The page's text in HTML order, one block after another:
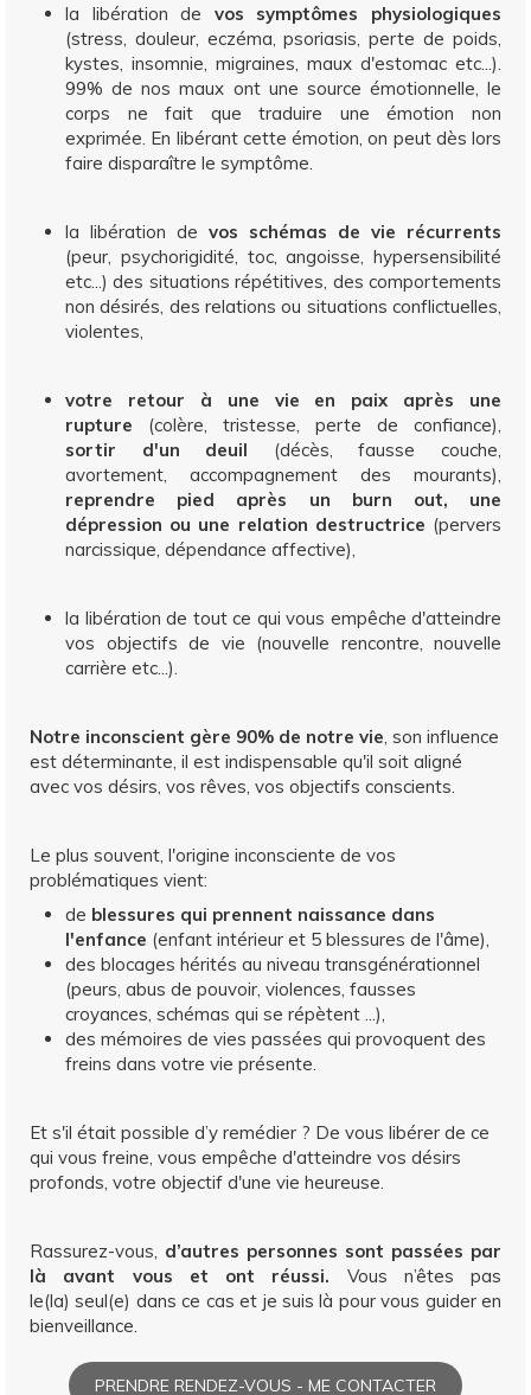
la libération de vos symptômes physiologiques
(stress, douleur, eczéma, psoriasis, perte de poids,
kystes, insomnie, migraines, maux d'estomac etc...).
99% de nos maux ont une source émotionnelle, le
corps ne fait que traduire une émotion non
exprimée. En libérant cette émotion, on peut dès lors
faire disparaître le symptôme.
la libération de vos schémas de vie récurrents
(peur, psychorigidité, toc, angoisse, hypersensibilité
etc...) des situations répétitives, des comportements
non désirés, des relations ou situations conflictuelles,
violentes,
votre retour à une vie en paix après une
rupture (colère, tristesse, perte de confiance),
sortir d'un deuil (décès, fausse couche,
avortement, accompagnement des mourants),
reprendre pied après un burn out, une
dépression ou une relation destructrice (pervers
narcissique, dépendance affective),
la libération de tout ce qui vous empêche d'atteindre
vos objectifs de vie (nouvelle rencontre, nouvelle
carrière etc...).
Notre inconscient gère 90% de notre vie, son influence
est déterminante, il est indispensable qu'il soit aligné
avec vos désirs, vos rêves, vos objectifs conscients.
Le plus souvent, l'origine inconsciente de vos
problématiques vient:
de blessures qui prennent naissance dans
l'enfance (enfant intérieur et 5 blessures de l'âme),
des blocages hérités au niveau transgénérationnel
(peurs, abus de pouvoir, violences, fausses
croyances, schémas qui se répètent ...),
des mémoires de vies passées qui provoquent des
freins dans votre vie présente.
Et s'il était possible d’y remédier ? De vous libérer de ce
qui vous freine, vous empêche d'atteindre vos désirs
profonds, votre objectif d'une vie heureuse.
Rassurez-vous, d’autres personnes sont passées par
là avant vous et ont réussi. Vous n’êtes pas
le(la) seul(e) dans ce cas et je suis là pour vous guider en
bienveillance.
PRENDRE RENDEZ-VOUS - ME CONTACTER